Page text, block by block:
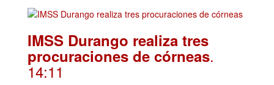
IMSS Durango realiza tres
procuraciones de córneas.
14:11